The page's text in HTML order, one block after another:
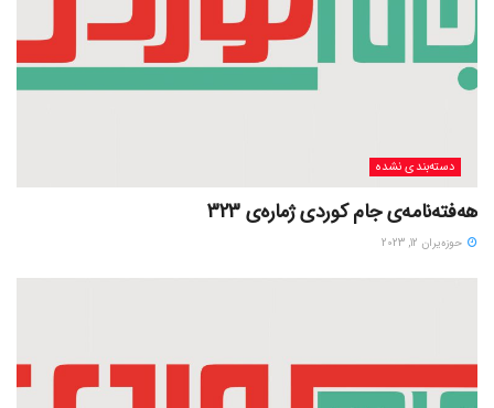
دسته‌بندی نشده
هەفتەنامەی جام کوردی ژمارەی 323
حوزه‌یران 12, 2023